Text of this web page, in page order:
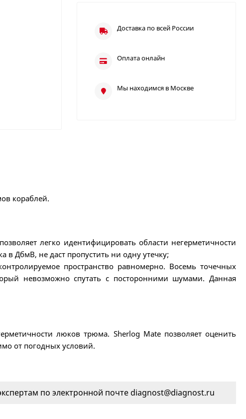
Доставка по всей России
Оплата онлайн
Мы находимся в Москве
кораблей.
легко идентифицировать области негерметичности
в ДбмВ, не даст пропустить ни одну утечку;
пространство равномерно. Восемь точечных
невозможно спутать с посторонними шумами. Данная
люков трюма. Sherlog Mate позволяет оценить
от погодных условий.
по электронной почте diagnost@diagnost.ru